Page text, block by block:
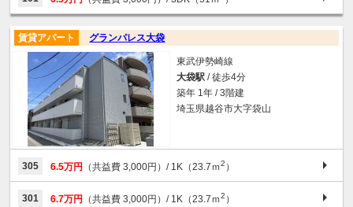
グランパレス大袋
賃貸アパート
東武伊勢崎線
大袋駅 / 徒歩4分
築年 1年 / 3階建
埼玉県越谷市大字袋山
305 6.5万円 （共益費 3,000円）/ 1K（23.7ｍ2 ）
301 6.7万円 （共益費 3,000円）/ 1K（23.7ｍ2 ）